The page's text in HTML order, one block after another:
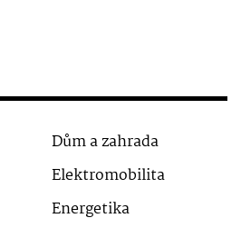
Dům a zahrada
Elektromobilita
Energetika